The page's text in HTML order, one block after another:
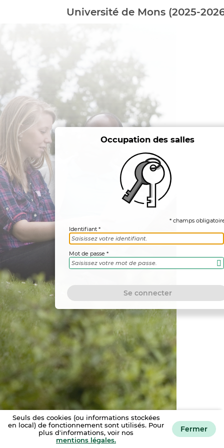
Université de Mons (2025-
Occupation des salles
* champs
Identifiant
Mot de passe
Se connecter
Seuls des cookies (ou informations stockées
en local) de fonctionnement sont utilisés. Pour
plus d'informations, voir nos
mentions légales.
Fermer
Mentions légales Accessibilité : non conforme